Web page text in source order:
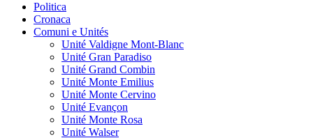
Politica
Cronaca
Comuni e Unités
Unité Valdigne Mont-Blanc
Unité Gran Paradiso
Unité Grand Combin
Unité Monte Emilius
Unité Monte Cervino
Unité Evançon
Unité Monte Rosa
Unité Walser